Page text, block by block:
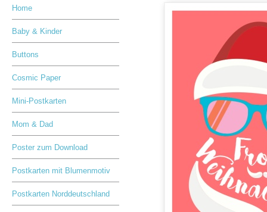
Home
Baby & Kinder
Buttons
Cosmic Paper
Mini-Postkarten
Mom & Dad
Poster zum Download
Postkarten mit Blumenmotiv
Postkarten Norddeutschland